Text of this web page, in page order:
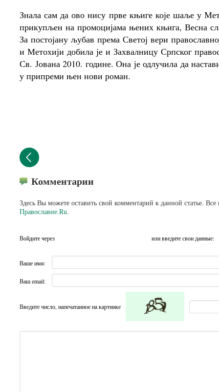
Знала сам да ово нису прве књиге које шаље у
прикупљен на промоцијама њених књига, Весна
За постојану љубав према Светој вери
и Метохији добила је и Захвалницу Српског
Св. Јована 2010. године. Она је одлучила да
у припреми њен нови роман.
Комментарии
Здесь Вы можете оставить свой комментарий к данной статье.
Православие.Ru.
Войдите через или введите свои данные:
Ваше имя:
Ваш email:
Введите число, напечатанное на картинке